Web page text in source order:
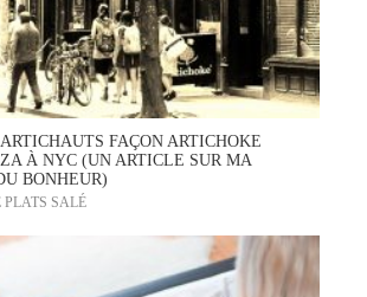
FAÇON ARTICHOKE
À NYC (UN ARTICLE SUR MA
BONHEUR)
PLATS SALÉ